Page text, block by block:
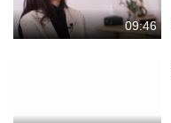
09:46